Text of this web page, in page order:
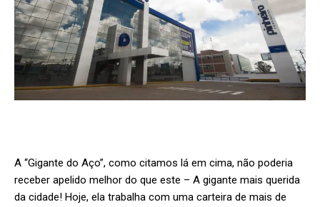
A “Gigante do Aço”, como citamos lá em cima, não poderia
receber apelido melhor do que este – A gigante mais querida
da cidade! Hoje, ela trabalha com uma carteira de mais de